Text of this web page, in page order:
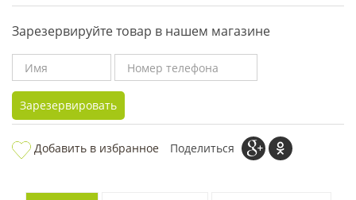
Зарезервируйте товар в нашем магазине
Зарезервировать
Добавить в избранное Поделиться